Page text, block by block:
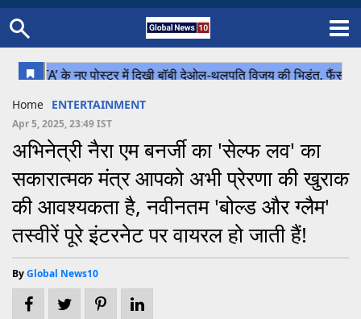
Uttar Pradesh
Chhattisgarh
Bihar
Uttrakhand
Cricket
Football
Home ENTERTAINMENT
Apr 5, 2025, 23:49 IST
अभिनेत्री नैरा एम बनर्जी का 'सेल्फ लव' का
सकारात्मक मंत्र आपको अभी प्रेरणा की खुराक
की आवश्यकता है, नवीनतम 'बोल्ड और ग्लैम'
तस्वीरें पूरे इंटरनेट पर वायरल हो जाती हैं!
ByGlobal News10